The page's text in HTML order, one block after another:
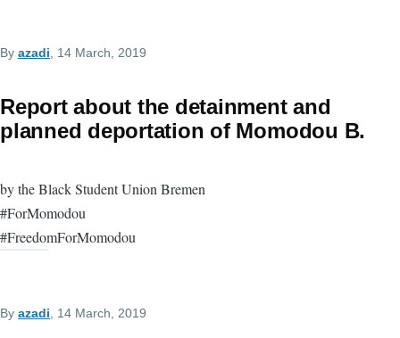
By azadi , 14 March, 2019
Report about the detainment and
planned deportation of Momodou B.
by the Black Student Union Bremen
#ForMomodou
#FreedomForMomodou
By azadi , 14 March, 2019